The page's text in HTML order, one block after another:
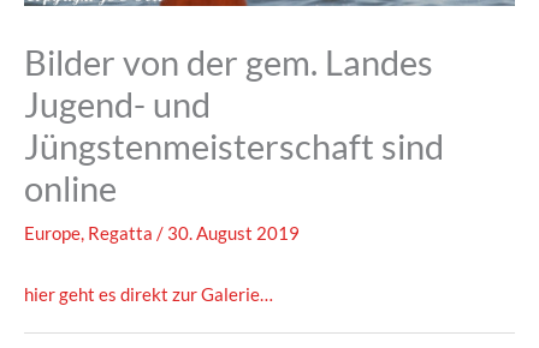
Bilder von der gem. Landes
Jugend- und
Jüngstenmeisterschaft sind
online
Europe, Regatta / 30. August 2019
hier geht es direkt zur Galerie…